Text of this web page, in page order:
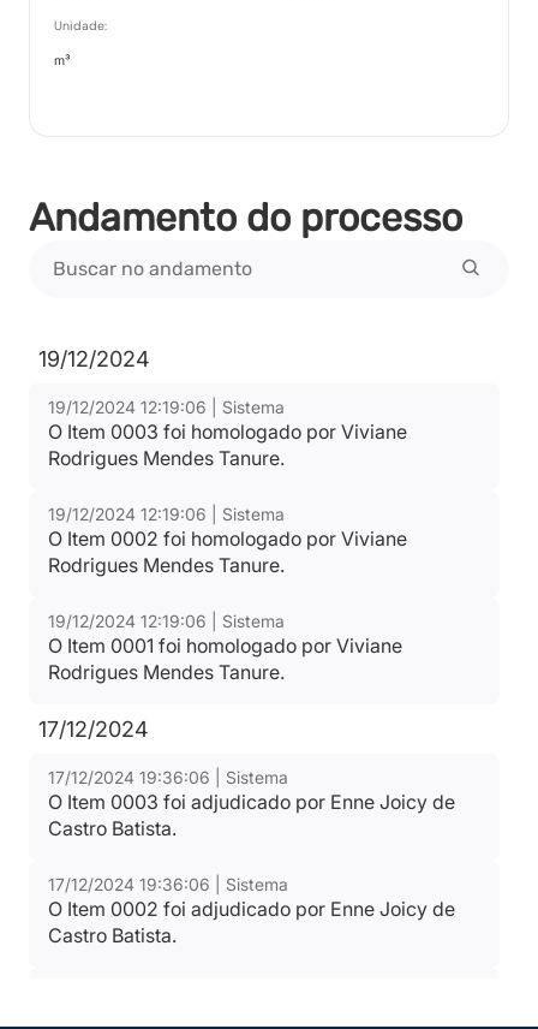
Unidade:
m³
Andamento do processo
19/12/2024
19/12/2024 12:19:06 | Sistema
O Item 0003 foi homologado por Viviane
Rodrigues Mendes Tanure.
19/12/2024 12:19:06 | Sistema
O Item 0002 foi homologado por Viviane
Rodrigues Mendes Tanure.
19/12/2024 12:19:06 | Sistema
O Item 0001 foi homologado por Viviane
Rodrigues Mendes Tanure.
17/12/2024
17/12/2024 19:36:06 | Sistema
O Item 0003 foi adjudicado por Enne Joicy de
Castro Batista.
17/12/2024 19:36:06 | Sistema
O Item 0002 foi adjudicado por Enne Joicy de
Castro Batista.